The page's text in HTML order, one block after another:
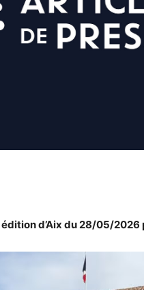
d’Aix du 28/05/2026